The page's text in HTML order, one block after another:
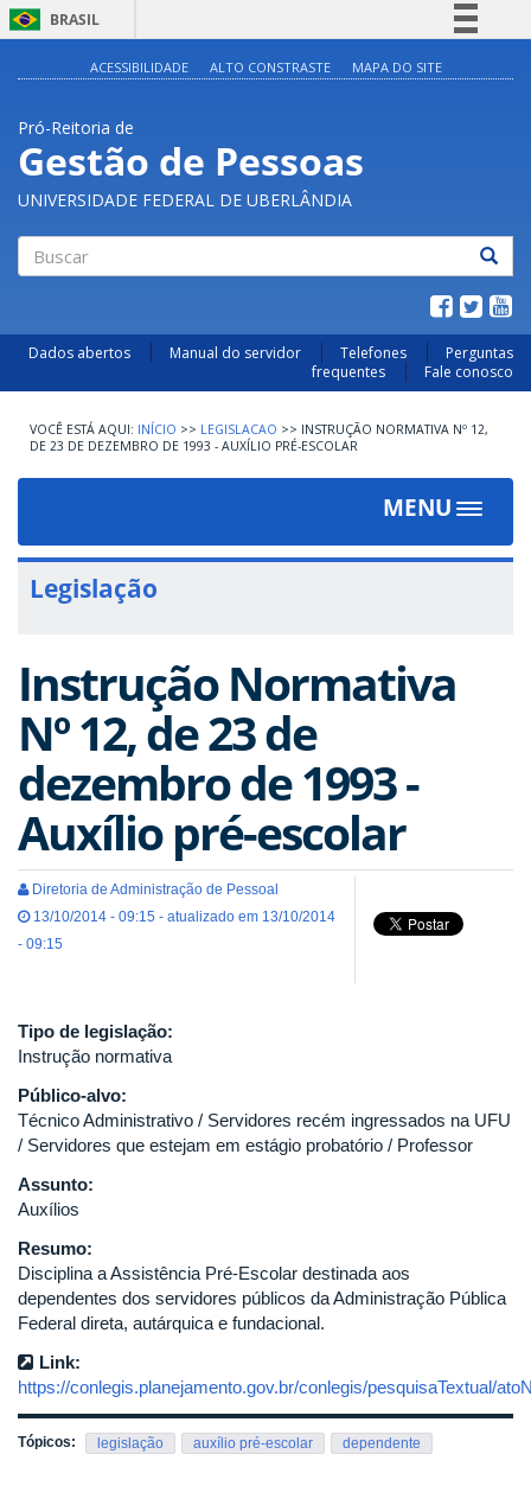
BRASIL
Acesso à informação
Legislação
Canais
ACESSIBILIDADE ALTO CONSTRASTE MAPA DO SITE
Pró-Reitoria de
Gestão de Pessoas
UNIVERSIDADE FEDERAL DE UBERLÂNDIA
Dados abertos Manual do servidor Telefones
Perguntas
frequentes
Fale conosco
INÍCIO >> LEGISLACAO >> INSTRUÇÃO NORMATIVA Nº 12,
DE 23 DE DEZEMBRO DE 1993 - AUXÍLIO PRÉ-ESCOLAR
MENU
Toggle
Legislação
Instrução Normativa
Nº 12, de 23 de
dezembro de 1993 -
Auxílio pré-escolar
Diretoria de Administração de Pessoal
13/10/2014 - 09:15 - atualizado em 13/10/2014
- 09:15
Tipo de legislação:
Instrução normativa
Público-alvo:
Técnico Administrativo / Servidores recém ingressados na UFU
/ Servidores que estejam em estágio probatório / Professor
Assunto:
Auxílios
Resumo:
Disciplina a Assistência Pré-Escolar destinada aos
dependentes dos servidores públicos da Administração Pública
Federal direta, autárquica e fundacional.
Link:
https://conlegis.planejamento.gov.br/conlegis/pesquisaTextual/
Tópicos: legislação auxílio pré-escolar dependente